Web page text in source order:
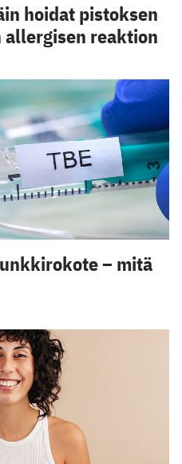
hoidat pistoksen
reaktion
– mitä